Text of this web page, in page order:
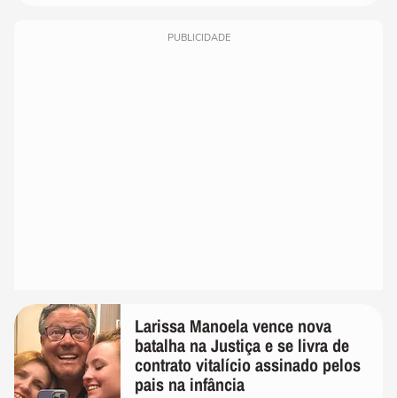
PUBLICIDADE
Larissa Manoela vence nova
batalha na Justiça e se livra de
contrato vitalício assinado pelos
pais na infância